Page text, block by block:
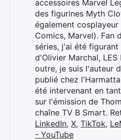
accessoires Marvel
des figurines Myth
également cosplayeur
Comics, Marvel). Fan
séries, j'ai été
d'Olivier Marchal, LES
outre, je suis l'auteur
publié chez
été intervenant en
sur l'émission de
chaîne TV B Smart.
LinkedIn, X, TikTok,
- YouTube